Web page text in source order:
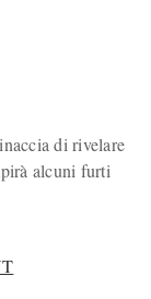
di rivelare
alcuni furti